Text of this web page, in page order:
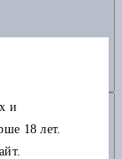
и
18 лет.